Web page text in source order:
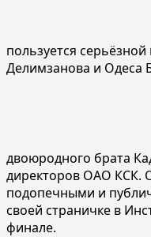
пользуется
Делимзанова и Одеса
двоюродного брата
директоров ОАО КСК.
подопечными и
своей страничке в
финале.